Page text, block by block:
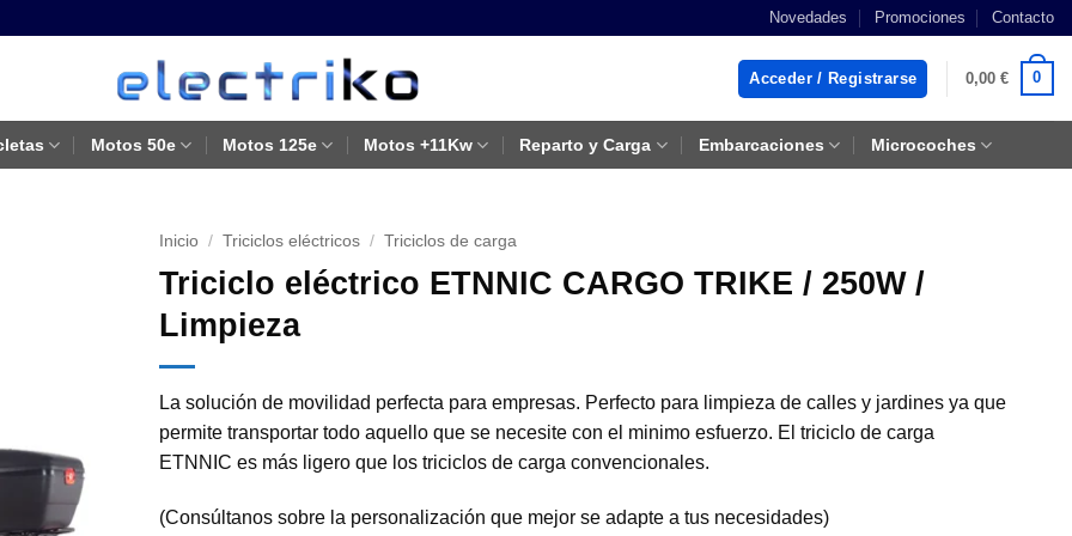
Novedades Promociones Contacto
Acceder / Registrarse 0,00 € 0
Motos 50e Motos 125e Motos +11Kw Reparto y Carga Embarcaciones Microcoches
Inicio / Triciclos eléctricos / Triciclos de carga
Triciclo eléctrico ETNNIC CARGO TRIKE / 250W /
Limpieza
La solución de movilidad perfecta para empresas. Perfecto para limpieza de calles y jardines ya que
permite transportar todo aquello que se necesite con el minimo esfuerzo. El triciclo de carga
ETNNIC es más ligero que los triciclos de carga convencionales.
(Consúltanos sobre la personalización que mejor se adapte a tus necesidades)